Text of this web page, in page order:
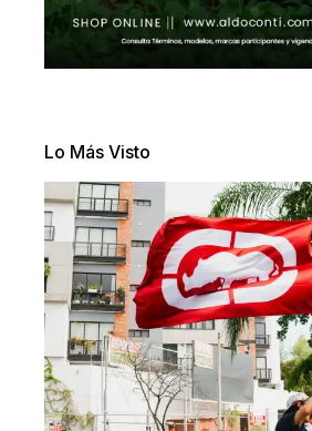
Lo Más Visto